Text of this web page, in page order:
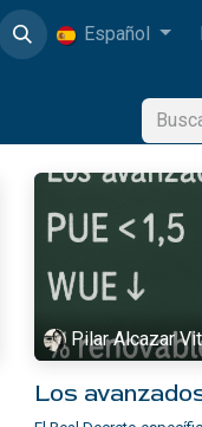
Español
Pilar Alcazar
Los